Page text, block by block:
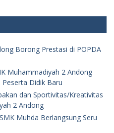
Borong Prestasi di POPDA
Muhammadiyah 2 Andong
Didik Baru
dan Sportivitas/Kreativitas
2 Andong
Muhda Berlangsung Seru